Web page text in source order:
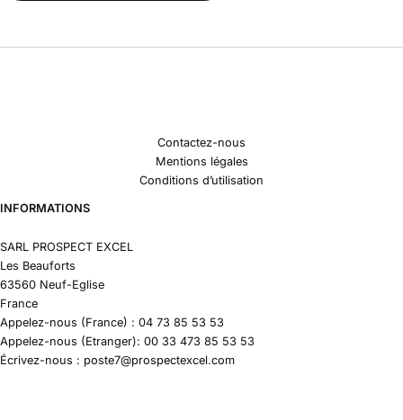
Contactez-nous
Mentions légales
Conditions d’utilisation
INFORMATIONS
SARL PROSPECT EXCEL
Les Beauforts
63560 Neuf-Eglise
France
Appelez-nous (France) : 04 73 85 53 53
Appelez-nous (Etranger): 00 33 473 85 53 53
Écrivez-nous : poste7@prospectexcel.com